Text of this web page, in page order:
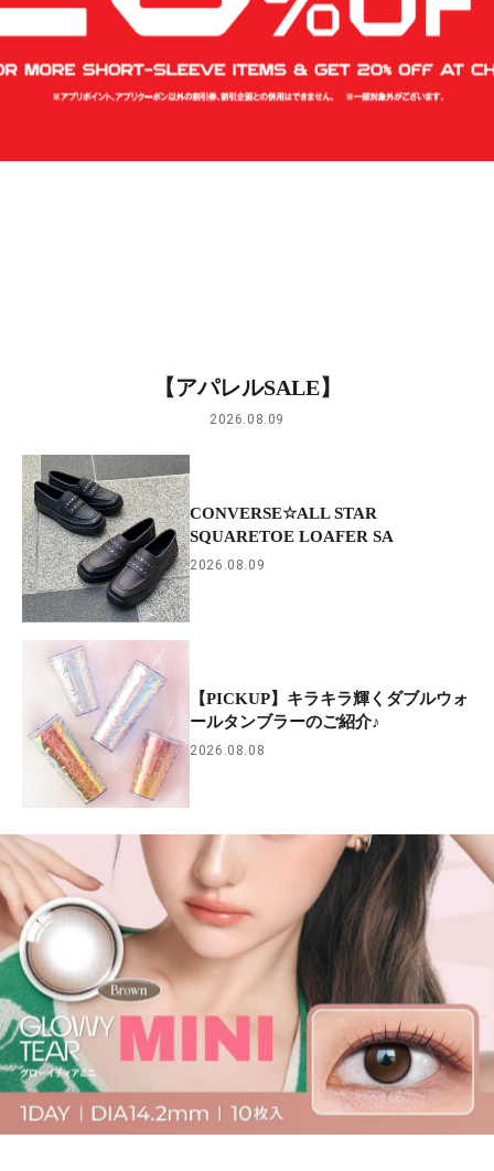
【アパレルSALE】
2026.08.09
CONVERSE☆ALL STAR
SQUARETOE LOAFER SA
2026.08.09
【PICKUP】キラキラ輝くダブルウォ
ールタンブラーのご紹介♪
2026.08.08